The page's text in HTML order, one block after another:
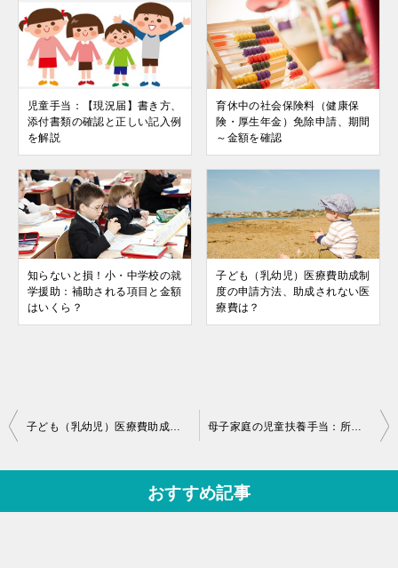
児童手当：【現況届】書き方、
添付書類の確認と正しい記入例
を解説
育休中の社会保険料（健康保
険・厚生年金）免除申請、期間
～金額を確認
知らないと損！小・中学校の就
学援助：補助される項目と金額
はいくら？
子ども（乳幼児）医療費助成制
度の申請方法、助成されない医
療費は？
投
ビ
子ども（乳幼児）医療費助成制度の申請方法、助成されない医療費は？ 母子家庭の児童扶養手当：所得制限の確認方法と支給額の計算式を解説
おすすめ記事